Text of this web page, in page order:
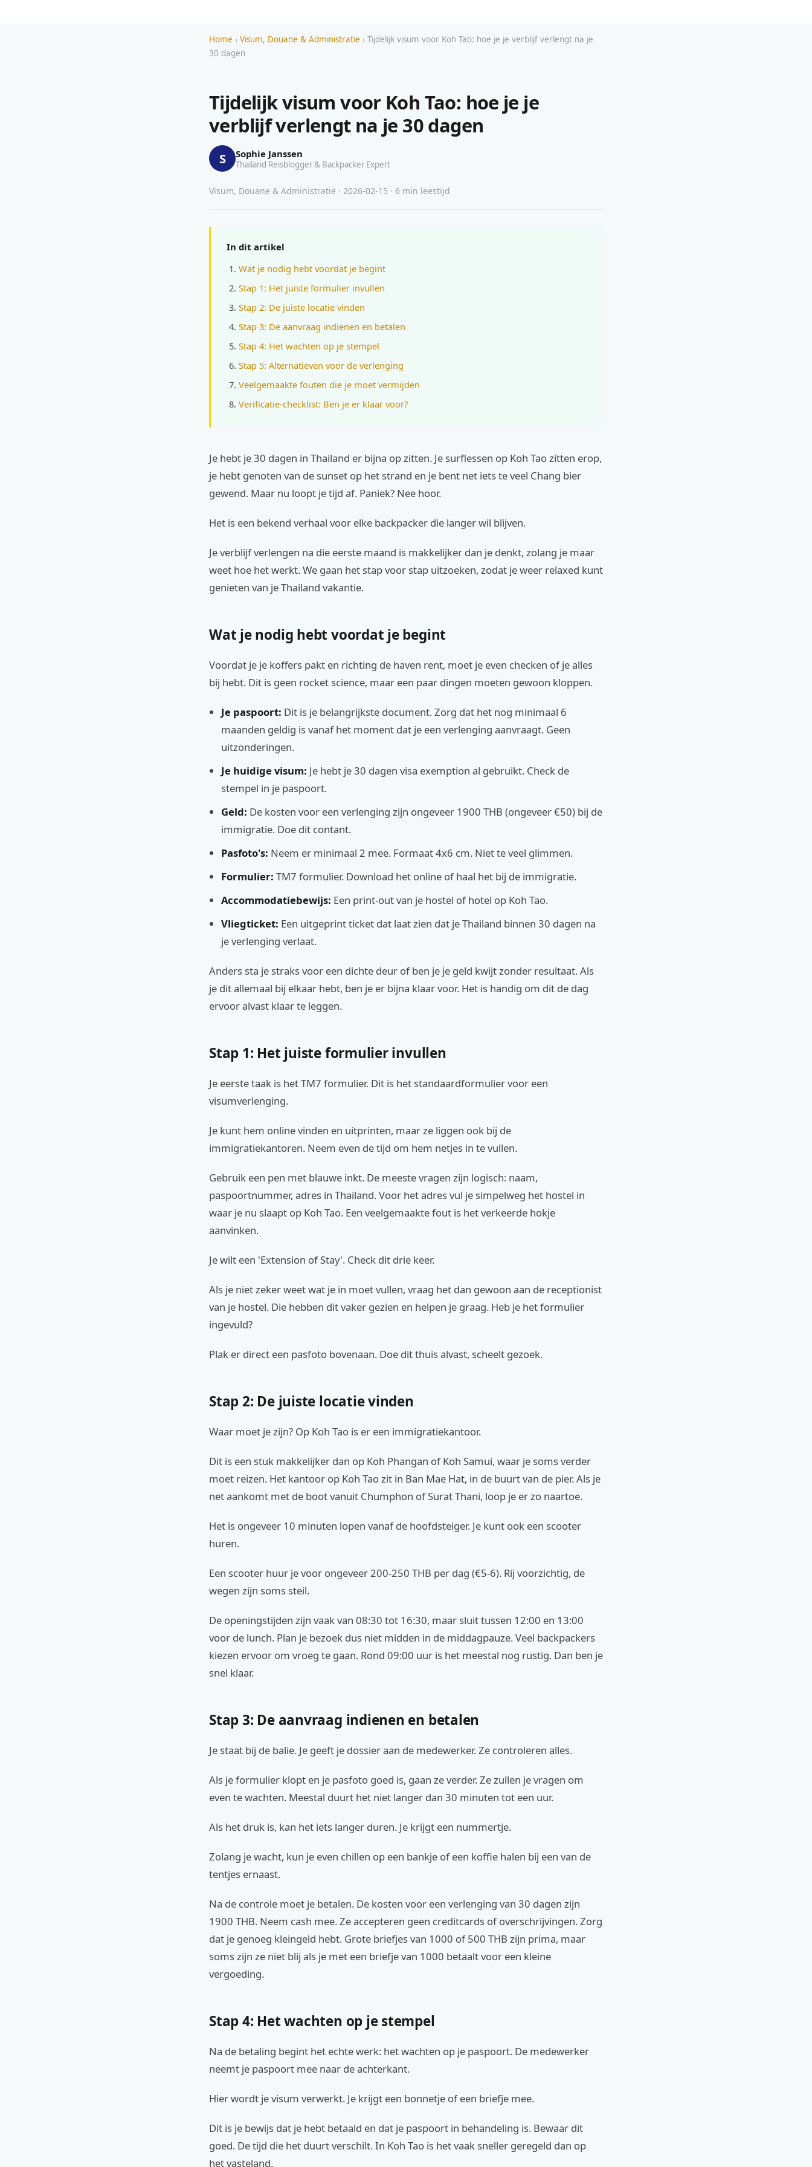
Home › Visum, Douane & Administratie › Tijdelijk visum voor Koh Tao: hoe je je verblijf verlengt na je
30 dagen
Tijdelijk visum voor Koh Tao: hoe je je
verblijf verlengt na je 30 dagen
S Sophie Janssen
Thailand Reisblogger & Backpacker Expert
Visum, Douane & Administratie · 2026-02-15 · 6 min leestijd
In dit artikel
Wat je nodig hebt voordat je begint
Stap 1: Het juiste formulier invullen
Stap 2: De juiste locatie vinden
Stap 3: De aanvraag indienen en betalen
Stap 4: Het wachten op je stempel
Stap 5: Alternatieven voor de verlenging
Veelgemaakte fouten die je moet vermijden
Verificatie-checklist: Ben je er klaar voor?
Je hebt je 30 dagen in Thailand er bijna op zitten. Je surflessen op Koh Tao zitten erop,
je hebt genoten van de sunset op het strand en je bent net iets te veel Chang bier
gewend. Maar nu loopt je tijd af. Paniek? Nee hoor.
Het is een bekend verhaal voor elke backpacker die langer wil blijven.
Je verblijf verlengen na die eerste maand is makkelijker dan je denkt, zolang je maar
weet hoe het werkt. We gaan het stap voor stap uitzoeken, zodat je weer relaxed kunt
genieten van je Thailand vakantie.
Wat je nodig hebt voordat je begint
Voordat je je koffers pakt en richting de haven rent, moet je even checken of je alles
bij hebt. Dit is geen rocket science, maar een paar dingen moeten gewoon kloppen.
Je paspoort: Dit is je belangrijkste document. Zorg dat het nog minimaal 6
maanden geldig is vanaf het moment dat je een verlenging aanvraagt. Geen
uitzonderingen.
Je huidige visum: Je hebt je 30 dagen visa exemption al gebruikt. Check de
stempel in je paspoort.
Geld: De kosten voor een verlenging zijn ongeveer 1900 THB (ongeveer €50) bij de
immigratie. Doe dit contant.
Pasfoto's: Neem er minimaal 2 mee. Formaat 4x6 cm. Niet te veel glimmen.
Formulier: TM7 formulier. Download het online of haal het bij de immigratie.
Accommodatiebewijs: Een print-out van je hostel of hotel op Koh Tao.
Vliegticket: Een uitgeprint ticket dat laat zien dat je Thailand binnen 30 dagen na
je verlenging verlaat.
Anders sta je straks voor een dichte deur of ben je je geld kwijt zonder resultaat. Als
je dit allemaal bij elkaar hebt, ben je er bijna klaar voor. Het is handig om dit de dag
ervoor alvast klaar te leggen.
Stap 1: Het juiste formulier invullen
Je eerste taak is het TM7 formulier. Dit is het standaardformulier voor een
visumverlenging.
Je kunt hem online vinden en uitprinten, maar ze liggen ook bij de
immigratiekantoren. Neem even de tijd om hem netjes in te vullen.
Gebruik een pen met blauwe inkt. De meeste vragen zijn logisch: naam,
paspoortnummer, adres in Thailand. Voor het adres vul je simpelweg het hostel in
waar je nu slaapt op Koh Tao. Een veelgemaakte fout is het verkeerde hokje
aanvinken.
Je wilt een 'Extension of Stay'. Check dit drie keer.
Als je niet zeker weet wat je in moet vullen, vraag het dan gewoon aan de receptionist
van je hostel. Die hebben dit vaker gezien en helpen je graag. Heb je het formulier
ingevuld?
Plak er direct een pasfoto bovenaan. Doe dit thuis alvast, scheelt gezoek.
Stap 2: De juiste locatie vinden
Waar moet je zijn? Op Koh Tao is er een immigratiekantoor.
Dit is een stuk makkelijker dan op Koh Phangan of Koh Samui, waar je soms verder
moet reizen. Het kantoor op Koh Tao zit in Ban Mae Hat, in de buurt van de pier. Als je
net aankomt met de boot vanuit Chumphon of Surat Thani, loop je er zo naartoe.
Het is ongeveer 10 minuten lopen vanaf de hoofdsteiger. Je kunt ook een scooter
huren.
Een scooter huur je voor ongeveer 200-250 THB per dag (€5-6). Rij voorzichtig, de
wegen zijn soms steil.
De openingstijden zijn vaak van 08:30 tot 16:30, maar sluit tussen 12:00 en 13:00
voor de lunch. Plan je bezoek dus niet midden in de middagpauze. Veel backpackers
kiezen ervoor om vroeg te gaan. Rond 09:00 uur is het meestal nog rustig. Dan ben je
snel klaar.
Stap 3: De aanvraag indienen en betalen
Je staat bij de balie. Je geeft je dossier aan de medewerker. Ze controleren alles.
Als je formulier klopt en je pasfoto goed is, gaan ze verder. Ze zullen je vragen om
even te wachten. Meestal duurt het niet langer dan 30 minuten tot een uur.
Als het druk is, kan het iets langer duren. Je krijgt een nummertje.
Zolang je wacht, kun je even chillen op een bankje of een koffie halen bij een van de
tentjes ernaast.
Na de controle moet je betalen. De kosten voor een verlenging van 30 dagen zijn
1900 THB. Neem cash mee. Ze accepteren geen creditcards of overschrijvingen. Zorg
dat je genoeg kleingeld hebt. Grote briefjes van 1000 of 500 THB zijn prima, maar
soms zijn ze niet blij als je met een briefje van 1000 betaalt voor een kleine
vergoeding.
Stap 4: Het wachten op je stempel
Na de betaling begint het echte werk: het wachten op je paspoort. De medewerker
neemt je paspoort mee naar de achterkant.
Hier wordt je visum verwerkt. Je krijgt een bonnetje of een briefje mee.
Dit is je bewijs dat je hebt betaald en dat je paspoort in behandeling is. Bewaar dit
goed. De tijd die het duurt verschilt. In Koh Tao is het vaak sneller geregeld dan op
het vasteland.